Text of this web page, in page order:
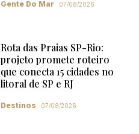
Gente Do Mar 07/08/2026
Rota das Praias SP-Rio:
projeto promete roteiro
que conecta 15 cidades no
litoral de SP e RJ
Destinos 07/08/2026